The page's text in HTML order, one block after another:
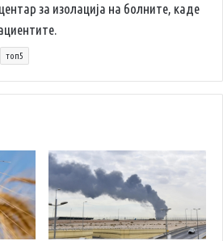
за изолација на болните, каде
топ5